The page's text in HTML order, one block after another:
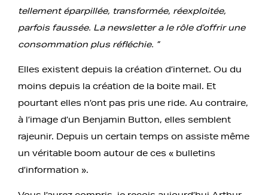
tellement éparpillée, transformée, réexploitée,
parfois faussée. La newsletter a le rôle d’offrir une
consommation plus réfléchie. ”
Elles existent depuis la création d’internet. Ou du
moins depuis la création de la boite mail. Et
pourtant elles n’ont pas pris une ride. Au contraire,
à l’image d’un Benjamin Button, elles semblent
rajeunir. Depuis un certain temps on assiste même
un véritable boom autour de ces « bulletins
d’information ».